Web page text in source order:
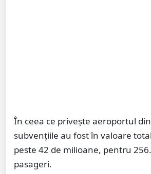
În ceea ce privește aeroportul
subvențiile au fost în valoare
peste 42 de milioane, pentru
pasageri.